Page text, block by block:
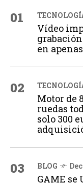
01
Vídeo
en
02
Motor de
ruedas
solo 300
03 BLOG
GAME se